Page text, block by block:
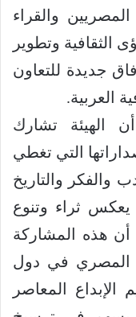
والقراء
الثقافية وتطوير
جديدة للتعاون
العربية.
الهيئة تشارك
التي تغطي
والفكر والتاريخ
يعكس ثراء وتنوع
هذه المشاركة
المصري في دول
المعاصر